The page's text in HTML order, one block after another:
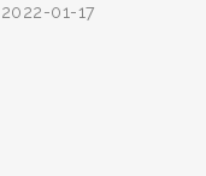
2022-01-17